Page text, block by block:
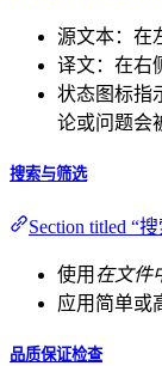
源文本：在
译文：在右
状态图标指
论或问题会
搜索与筛选
Section titled “
使用 在文件
应用简单或
品质保证检查